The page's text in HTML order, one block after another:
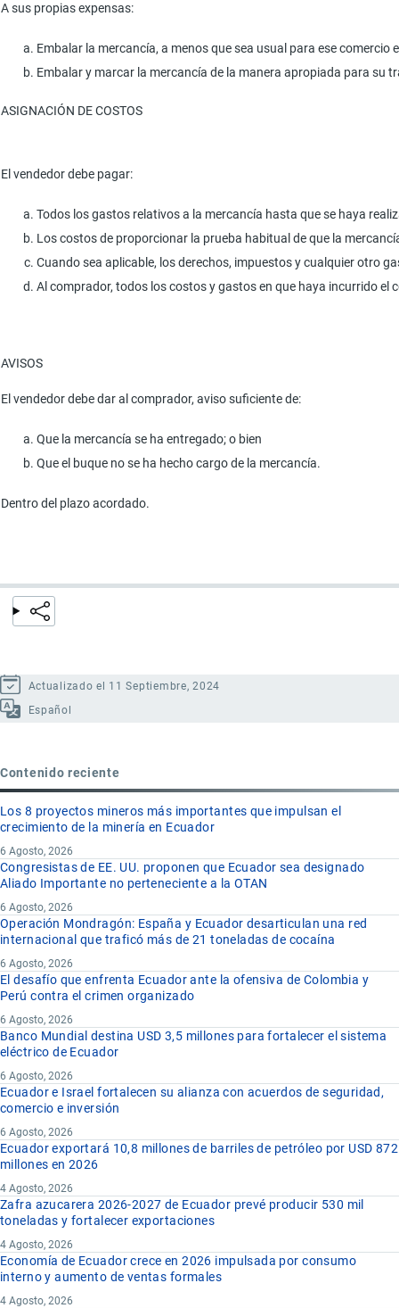
A sus propias expensas:
Embalar la mercancía, a menos que sea usual para ese
Embalar y marcar la mercancía de la manera apropiada para su
ASIGNACIÓN DE COSTOS
El vendedor debe pagar:
Todos los gastos relativos a la mercancía hasta que se haya
Los costos de proporcionar la prueba habitual de que la
Cuando sea aplicable, los derechos, impuestos y cualquier otro
Al comprador, todos los costos y gastos en que haya incurrido el
AVISOS
El vendedor debe dar al comprador, aviso suficiente de:
Que la mercancía se ha entregado; o bien
Que el buque no se ha hecho cargo de la mercancía.
Dentro del plazo acordado.
Actualizado el 11 Septiembre, 2024
Español
Contenido reciente
Los 8 proyectos mineros más importantes que impulsan el
crecimiento de la minería en Ecuador
6 Agosto, 2026
Congresistas de EE. UU. proponen que Ecuador sea designado
Aliado Importante no perteneciente a la OTAN
6 Agosto, 2026
Operación Mondragón: España y Ecuador desarticulan una red
internacional que traficó más de 21 toneladas de cocaína
6 Agosto, 2026
El desafío que enfrenta Ecuador ante la ofensiva de Colombia y
Perú contra el crimen organizado
6 Agosto, 2026
Banco Mundial destina USD 3,5 millones para fortalecer el sistema
eléctrico de Ecuador
6 Agosto, 2026
Ecuador e Israel fortalecen su alianza con acuerdos de seguridad,
comercio e inversión
6 Agosto, 2026
Ecuador exportará 10,8 millones de barriles de petróleo por USD 872
millones en 2026
4 Agosto, 2026
Zafra azucarera 2026-2027 de Ecuador prevé producir 530 mil
toneladas y fortalecer exportaciones
4 Agosto, 2026
Economía de Ecuador crece en 2026 impulsada por consumo
interno y aumento de ventas formales
4 Agosto, 2026